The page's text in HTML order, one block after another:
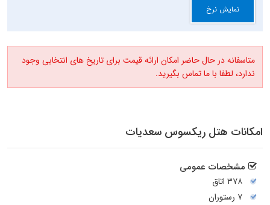
نمایش نرخ
متاسفانه در حال حاضر امکان ارائه قیمت برای تاریخ های انتخابی وجود
ندارد، لطفا با ما تماس بگیرید.
امکانات هتل ریکسوس سعدیات
مشخصات عمومی
۳۷۸ اتاق
۷ رستوران